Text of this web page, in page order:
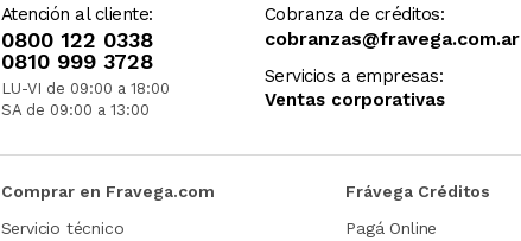
Atención al cliente:
0800 122 0338
0810 999 3728
LU-VI de 09:00 a 18:00
SA de 09:00 a 13:00
Cobranza de créditos:
cobranzas@fravega.com.ar
Servicios a empresas:
Ventas corporativas
Comprar en Fravega.com
Servicio técnico
Frávega Créditos
Pagá Online